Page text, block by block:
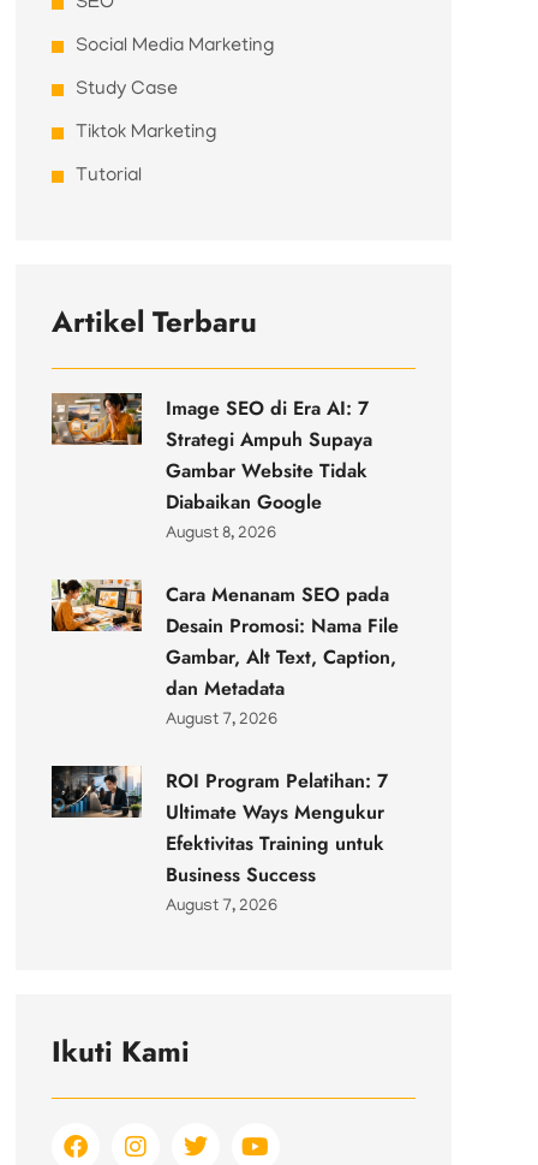
Social Media Marketing
Study Case
Tiktok Marketing
Tutorial
Artikel Terbaru
Image SEO di Era AI: 7
Strategi Ampuh Supaya
Gambar Website Tidak
Diabaikan Google
August 8, 2026
Cara Menanam SEO pada
Desain Promosi: Nama File
Gambar, Alt Text, Caption,
dan Metadata
August 7, 2026
ROI Program Pelatihan: 7
Ultimate Ways Mengukur
Efektivitas Training untuk
Business Success
August 7, 2026
Ikuti Kami
F
a
I
n
T
w
Y
o